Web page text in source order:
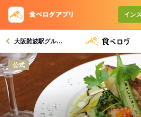
イン
大阪難波駅グルメへ
公式